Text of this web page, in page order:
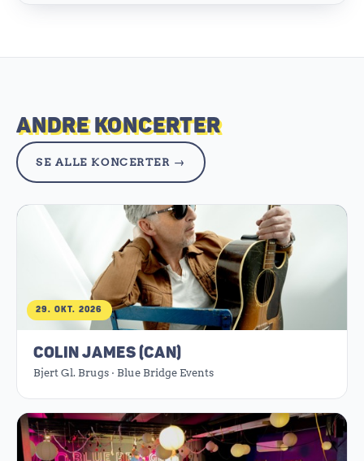
ANDRE KONCERTER
SE ALLE KONCERTER →
29. OKT. 2026
COLIN JAMES (CAN)
Bjert Gl. Brugs · Blue Bridge Events